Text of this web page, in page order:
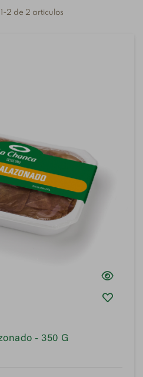
2 de 2 articulos
- 350 G